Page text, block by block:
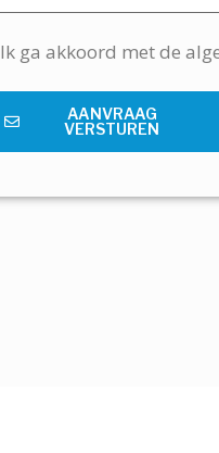
Ik ga akkoord met de
AANVRAAG
VERSTUREN